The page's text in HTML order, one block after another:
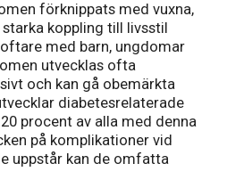
förknippats med vuxna,
koppling till livsstil
med barn, ungdomar
utvecklas ofta
och kan gå obemärkta
diabetesrelaterade
procent av alla med denna
på komplikationer vid
uppstår kan de omfatta